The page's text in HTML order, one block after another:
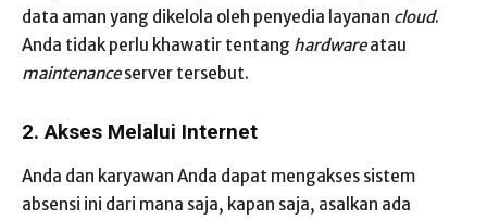
data aman yang dikelola oleh penyedia layanan cloud.
Anda tidak perlu khawatir tentang hardwareatau
maintenanceserver tersebut.
2. Akses Melalui Internet
Anda dan karyawan Anda dapat mengakses sistem
absensi ini dari mana saja, kapan saja, asalkan ada